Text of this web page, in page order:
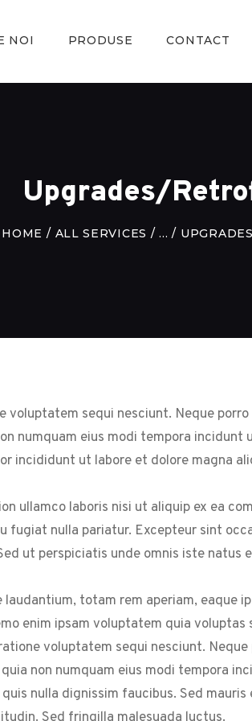
NOI PRODUSE CONTACT
Upgrades/
HOME ALL SERVICES ...
voluptatem sequi nesciunt. Neque
numquam eius modi tempora
incididunt ut labore et dolore magna
ullamco laboris nisi ut aliquip ex ea
fugiat nulla pariatur. Excepteur sint
ut perspiciatis unde omnis iste natus
totam rem aperiam, eaque
enim ipsam voluptatem quia
voluptatem sequi nesciunt.
non numquam eius modi tempora
nulla dignissim faucibus. Sed